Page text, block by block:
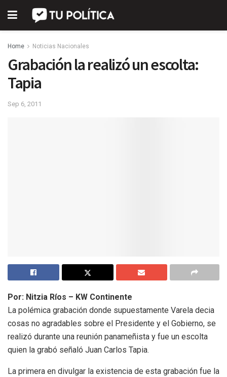
Home Noticias Nacionales
Grabación la realizó un escolta:
Tapia
Sep 6, 2011
Por: Nitzia Ríos – KW Continente
La polémica grabación donde supuestamente Varela decia
cosas no agradables sobre el Presidente y el Gobierno, se
realizó durante una reunión panameñista y fue un escolta
quien la grabó señaló Juan Carlos Tapia.
La primera en divulgar la existencia de esta grabación fue la